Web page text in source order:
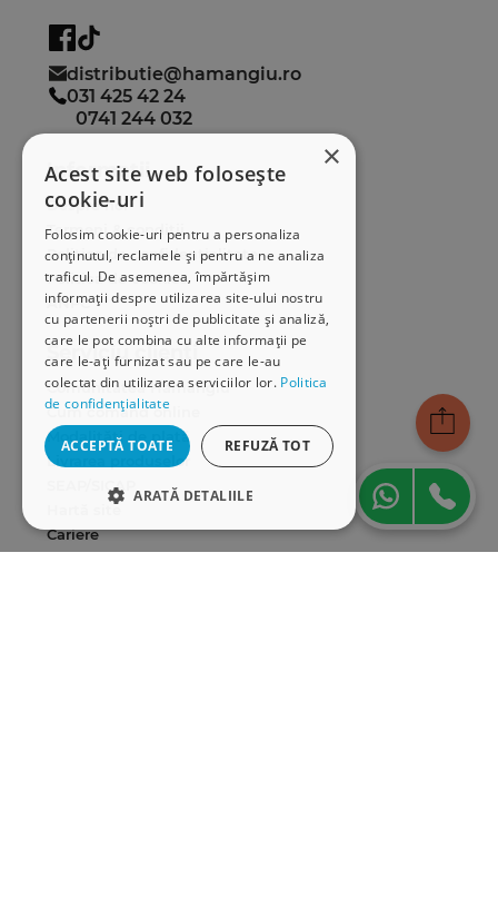
×
Acest site web folosește
cookie-uri
Folosim cookie-uri pentru a personaliza
conținutul, reclamele și pentru a ne analiza
traficul. De asemenea, împărtășim
informații despre utilizarea site-ului nostru
cu partenerii noștri de publicitate și analiză,
care le pot combina cu alte informații pe
care le-ați furnizat sau pe care le-au
colectat din utilizarea serviciilor lor. Politica
de confidențialitate
ACCEPTĂ TOATE REFUZĂ TOT
ARATĂ DETALIILE
STRICT NECESARE
distributie@hamangiu.ro
031 425 42 24
0741 244 032
Informații
Despre noi
Termeni & condiții
Politica de confidențialitate
Politica de cookies
ANPC
Serviciu clienți
Comunitatea Hamangiu
Cum comand online
Modalități de plată
Livrarea produselor
SEAP/SICAP
Hartă site
Cariere